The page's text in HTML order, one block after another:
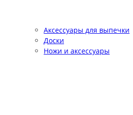
Аксессуары для выпечки
Доски
Ножи и аксессуары